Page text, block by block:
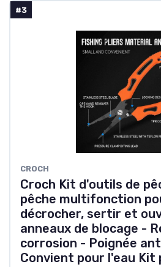
#3
CROCH
Croch Kit d'outils de
pêche multifonction
décrocher, sertir et
anneaux de blocage -
corrosion - Poignée
Convient pour l'eau Kit